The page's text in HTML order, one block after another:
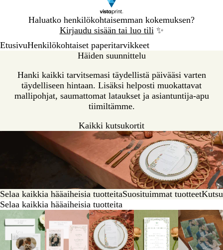
Haluatko henkilökohtaisemman kokemuksen?
Kirjaudu sisään tai luo tili ✨
1
EtusivuHenkilökohtaiset paperitarvikkeet
Häiden suunnittelu
Hanki kaikki tarvitsemasi täydellistä päivääsi varten
täydelliseen hintaan. Lisäksi helposti muokattavat
mallipohjat, saumattomat lataukset ja asiantuntija-apu
tiimiltämme.
Kaikki kutsukortit
Selaa kaikkia hääaiheisia tuotteitaSuosituimmat tuotteet
Selaa kaikkia hääaiheisia tuotteita